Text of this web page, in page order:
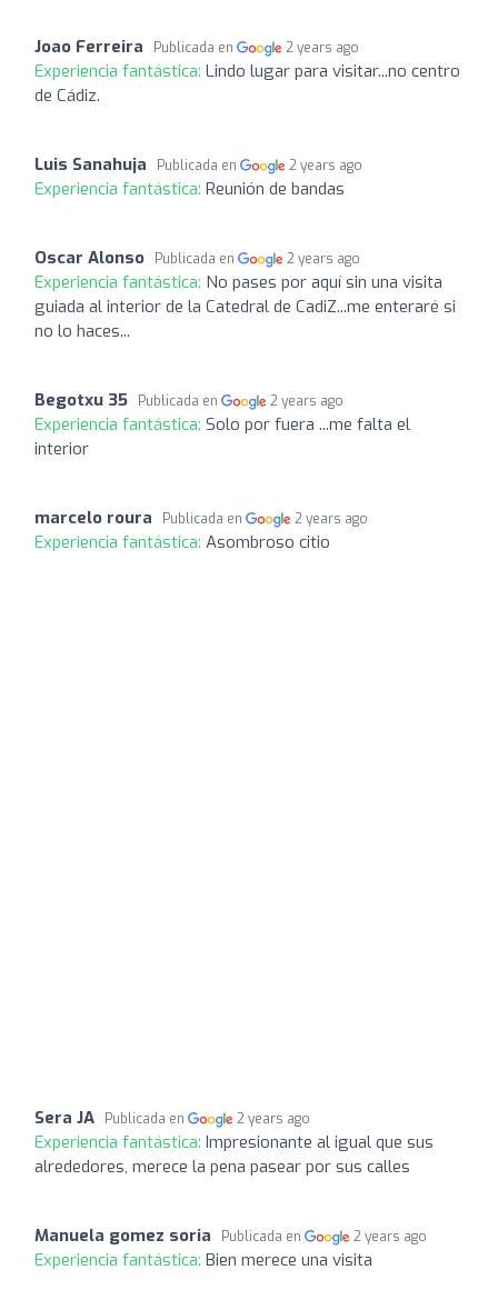
Joao Ferreira Publicada en 2 years ago
Experiencia fantástica: Lindo lugar para visitar...no centro
de Cádiz.
Luis Sanahuja Publicada en 2 years ago
Experiencia fantástica: Reunión de bandas
Oscar Alonso Publicada en 2 years ago
Experiencia fantástica: No pases por aquí sin una visita
guiada al interior de la Catedral de CadiZ...me enteraré si
no lo haces...
Begotxu 35 Publicada en 2 years ago
Experiencia fantástica: Solo por fuera ...me falta el
interior
marcelo roura Publicada en 2 years ago
Experiencia fantástica: Asombroso citio
Sera JA Publicada en 2 years ago
Experiencia fantástica: Impresionante al igual que sus
alrededores, merece la pena pasear por sus calles
Manuela gomez soria Publicada en 2 years ago
Experiencia fantástica: Bien merece una visita